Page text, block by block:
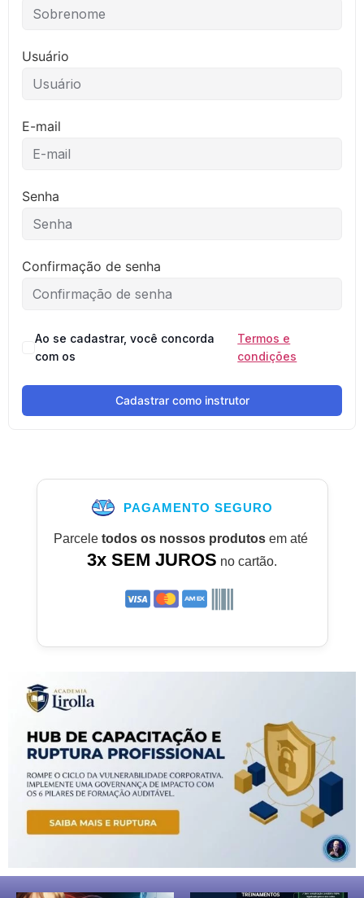
Usuário
E-mail
Senha
Confirmação de senha
Ao se cadastrar, você concorda
com os
Termos e
condições
Cadastrar como instrutor
PAGAMENTO SEGURO
Parcele todos os nossos produtosem até
3x SEM JUROS no cartão.